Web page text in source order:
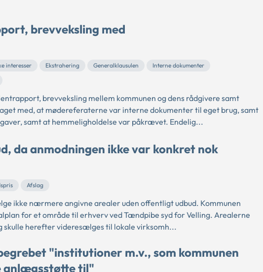
brevveksling med
interesser Ekstrahering Generalklausulen
Interne dokumenter
brevveksling mellem kommunen og dens rådgivere samt
med, at mødereferaterne var interne dokumenter til eget brug, samt
samt at hemmeligholdelse var påkrævet. Endelig...
da anmodningen ikke var konkret nok
Afslag
ikke nærmere angivne arealer uden offentligt udbud. Kommunen
for et område til erhverv ved Tændpibe syd for Velling. Arealerne
herefter videresælges til lokale virksomh...
"institutioner m.v., som kommunen
anlægsstøtte til"